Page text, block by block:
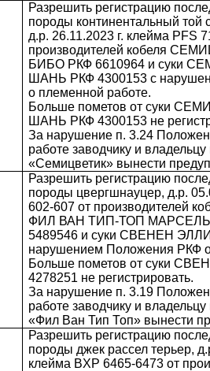
Разрешить регистрацию
породы континентальный той
д.р. 26.11.2023 г. клейма PFS
производителей кобеля
БИБО РКФ 6610964 и суки
ШАНЬ РКФ 4300153 с
о племенной работе.
Больше пометов от суки
ШАНЬ РКФ 4300153 не
За нарушение п. 3.24
работе заводчику и
«Семицветик» вынести
Разрешить регистрацию
породы цвергшнауцер, д.р.
602-607 от производителей
ФИЛ ВАН ТИП-ТОП
5489546 и суки СВЕНЕН
нарушением Положения РКФ
Больше пометов от суки
4278251 не регистрировать.
За нарушение п. 3.19
работе заводчику и
«Фил Ван Тип Топ» вынести
Разрешить регистрацию
породы джек рассел терьер,
клейма BXP 6465-6473 от